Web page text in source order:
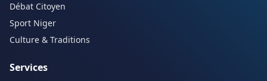
Débat Citoyen
Sport Niger
Culture & Traditions
Services